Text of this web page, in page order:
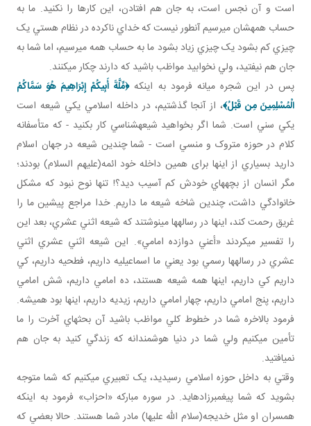
است و آن نجس است، به جان هم افتادن، اين کارها را نکنيد. ما به
حساب همه شان مي رسيم آن طور نيست که خداي ناکرده در نظام هستي يک
چيزي کم بشود يک چيزي زياد بشود ما به حساب همه مي رسيم، اما شما به
جان هم نيفتيد، ولي نخوابيد مواظب باشيد که دارند چکار مي کنند.
پس در اين شجره ميانه فرمود به اينکه﴿مِّلَّةَ أَبِيكُمْ إِبْرَاهِيمَ هُوَ سَمَّاكُمُ
الْمُسْلِمِينَ مِن قَبْلُ﴾، از آنجا گذشتيم، در داخله اسلامي يکي شيعه است
يکي سني است. شما اگر بخواهيد شيعه شناسي کار بکنيد - که متأسفانه
کلام در حوزه متروک و منسي است - شما چندين شيعه در جهان اسلام
داريد بسياري از اينها برای همين داخله خود ائمه(عليهم السلام) بودند؛
مگر انسان از بچه هاي خودش کم آسيب ديد؟! تنها نوح نبود که مشکل
خانوادگي داشت، چندين شاخه شيعه ما داريم. خدا مراجع پيشين ما را
غريق رحمت کند، اينها در رساله ها مي نوشتند که شيعه اثني عشري، بعد اين
را تفسير مي کردند «أعني دوازده امامي». اين شيعه اثني عشري اثني
عشري در رساله ها رسمي بود يعني ما اسماعيليه داريم، فطحيه داريم، کي
داريم کي داريم، اينها همه شيعه هستند، ده امامي داريم، شش امامي
داريم، پنج امامي داريم، چهار امامي داريم، زيديه داريم، اينها بود هميشه.
فرمود بالاخره شما در خطوط کلي مواظب باشيد آن بحث هاي آخرت را ما
تأمين مي کنيم ولي شما در دنيا هوشمندانه که زندگي کنيد به جان هم
نمي افتيد.
وقتي به داخل حوزه اسلامي رسيديد، يک تعبيري مي کنيم که شما متوجه
بشويد که شما پيغمبرزاده ايد. در سوره مبارکه «احزاب» فرمود به اينکه
همسران او مثل خديجه(سلام الله عليها) مادر شما هستند. حالا بعضي که